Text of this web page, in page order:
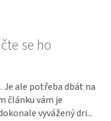
se ho
Je ale potřeba dbát na
článku vám je
vyvážený dri...